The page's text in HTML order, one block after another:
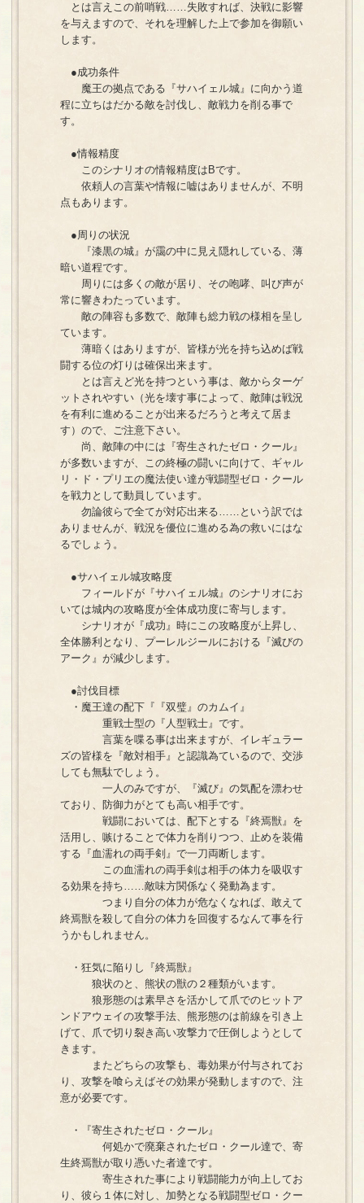
とは言えこの前哨戦……失敗すれば、決戦に影響
を与えますので、それを理解した上で参加を御願い
します。
●成功条件
魔王の拠点である『サハイェル城』に向かう道
程に立ちはだかる敵を討伐し、敵戦力を削る事で
す。
●情報精度
このシナリオの情報精度はBです。
依頼人の言葉や情報に嘘はありませんが、不明
点もあります。
●周りの状況
『漆黒の城』が靄の中に見え隠れしている、薄
暗い道程です。
周りには多くの敵が居り、その咆哮、叫び声が
常に響きわたっています。
敵の陣容も多数で、敵陣も総力戦の様相を呈し
ています。
薄暗くはありますが、皆様が光を持ち込めば戦
闘する位の灯りは確保出来ます。
とは言えど光を持つという事は、敵からターゲ
ットされやすい（光を壊す事によって、敵陣は戦況
を有利に進めることが出来るだろうと考えて居ま
す）ので、ご注意下さい。
尚、敵陣の中には『寄生されたゼロ・クール』
が多数いますが、この終極の闘いに向けて、ギャル
リ・ド・プリエの魔法使い達が戦闘型ゼロ・クール
を戦力として動員しています。
勿論彼らで全てが対応出来る……という訳では
ありませんが、戦況を優位に進める為の救いにはな
るでしょう。
●サハイェル城攻略度
フィールドが『サハイェル城』のシナリオにお
いては城内の攻略度が全体成功度に寄与します。
シナリオが『成功』時にこの攻略度が上昇し、
全体勝利となり、プーレルジールにおける『滅びの
アーク』が減少します。
●討伐目標
・魔王達の配下『『双璧』のカムイ』
重戦士型の『人型戦士』です。
言葉を喋る事は出来ますが、イレギュラー
ズの皆様を『敵対相手』と認識為ているので、交渉
しても無駄でしょう。
一人のみですが、『滅び』の気配を漂わせ
ており、防御力がとても高い相手です。
戦闘においては、配下とする『終焉獣』を
活用し、嗾けることで体力を削りつつ、止めを装備
する『血濡れの両手剣』で一刀両断します。
この血濡れの両手剣は相手の体力を吸収す
る効果を持ち……敵味方関係なく発動為ます。
つまり自分の体力が危なくなれば、敢えて
終焉獣を殺して自分の体力を回復するなんて事を行
うかもしれません。
・狂気に陥りし『終焉獣』
狼状のと、熊状の獣の２種類がいます。
狼形態のは素早さを活かして爪でのヒットア
ンドアウェイの攻撃手法、熊形態のは前線を引き上
げて、爪で切り裂き高い攻撃力で圧倒しようとして
きます。
またどちらの攻撃も、毒効果が付与されてお
り、攻撃を喰らえばその効果が発動しますので、注
意が必要です。
・『寄生されたゼロ・クール』
何処かで廃棄されたゼロ・クール達で、寄
生終焉獣が取り憑いた者達です。
寄生された事により戦闘能力が向上してお
り、彼ら１体に対し、加勢となる戦闘型ゼロ・クー